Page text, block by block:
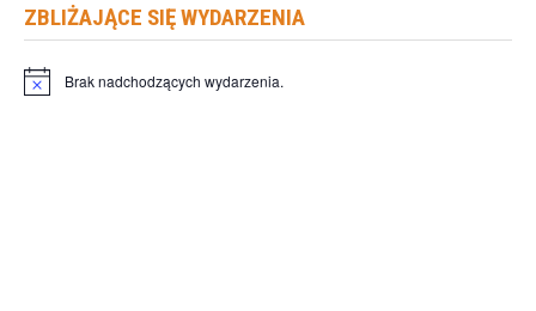
ZBLIŻAJĄCE SIĘ WYDARZENIA
Powiadomienie
Brak nadchodzących wydarzenia.